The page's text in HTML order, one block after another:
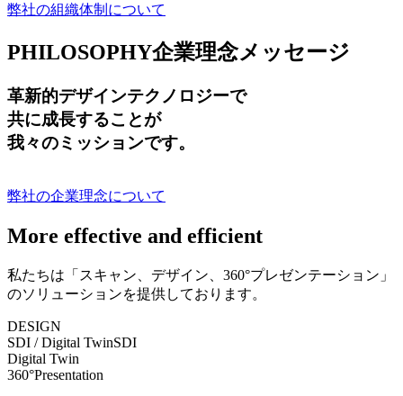
弊社の組織体制について
PHILOSOPHY企業理念メッセージ
革新的デザインテクノロジーで
共に成長することが
我々のミッションです。
弊社の企業理念について
More effective and efficient
私たちは「スキャン、デザイン、360°プレゼンテーション」
のソリューションを提供しております。
DESIGN
SDI / Digital TwinSDI
Digital Twin
360°Presentation